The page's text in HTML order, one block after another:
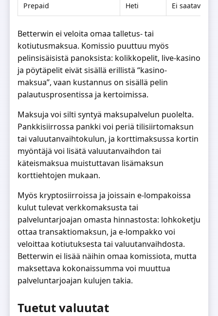
Prepaid Heti Ei saatavilla
Betterwin ei veloita omaa talletus- tai
kotiutusmaksua. Komissio puuttuu myös
pelinsisäisistä panoksista: kolikkopelit, live-kasino
ja pöytäpelit eivät sisällä erillistä “kasino-
maksua”, vaan kustannus on sisällä pelin
palautusprosentissa ja kertoimissa.
Maksuja voi silti syntyä maksupalvelun puolelta.
Pankkisiirrossa pankki voi periä tilisiirtomaksun
tai valuutanvaihtokulun, ja korttimaksussa kortin
myöntäjä voi lisätä valuutanvaihdon tai
käteismaksua muistuttavan lisämaksun
korttiehtojen mukaan.
Myös kryptosiirroissa ja joissain e-lompakoissa
kulut tulevat verkkomaksusta tai
palveluntarjoajan omasta hinnastosta: lohkoketju
ottaa transaktiomaksun, ja e-lompakko voi
veloittaa kotiutuksesta tai valuutanvaihdosta.
Betterwin ei lisää näihin omaa komissiota, mutta
maksettava kokonaissumma voi muuttua
palveluntarjoajan kulujen takia.
Tuetut valuutat